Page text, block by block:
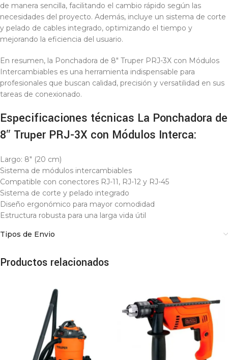
de manera sencilla, facilitando el cambio rápido según las
necesidades del proyecto. Además, incluye un sistema de corte
y pelado de cables integrado, optimizando el tiempo y
mejorando la eficiencia del usuario.
En resumen, la Ponchadora de 8″ Truper PRJ-3X con Módulos
Intercambiables es una herramienta indispensable para
profesionales que buscan calidad, precisión y versatilidad en sus
tareas de conexionado.
Especificaciones técnicas La Ponchadora de
8″ Truper PRJ-3X con Módulos Interca:
Largo: 8″ (20 cm)
Sistema de módulos intercambiables
Compatible con conectores RJ-11, RJ-12 y RJ-45
Sistema de corte y pelado integrado
Diseño ergonómico para mayor comodidad
Estructura robusta para una larga vida útil
Tipos de Envio
Productos relacionados